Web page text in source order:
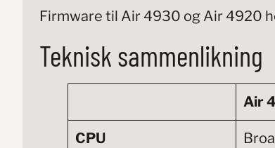
Firmware til Air 4930 og Air 4920
Teknisk sammenlikning
Air
CPU